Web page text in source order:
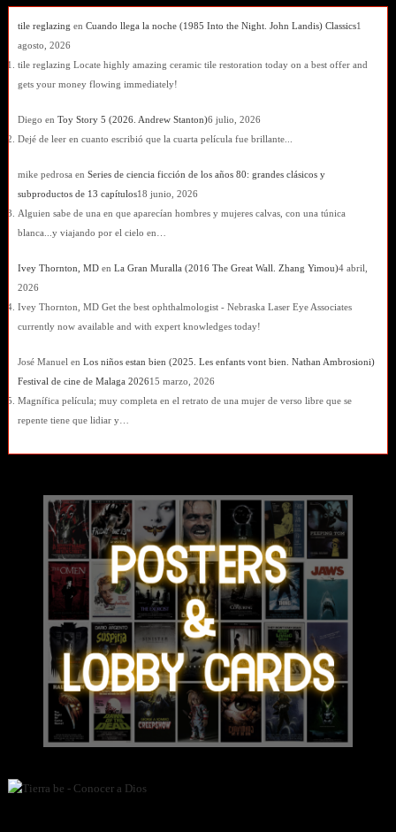
tile reglazing en Cuando llega la noche (1985 Into the Night. John Landis) Classics1
agosto, 2026
tile reglazing Locate highly amazing ceramic tile restoration today on a best offer and
gets your money flowing immediately!
Diego en Toy Story 5 (2026. Andrew Stanton)6 julio, 2026
Dejé de leer en cuanto escribió que la cuarta película fue brillante...
mike pedrosa en Series de ciencia ficción de los años 80: grandes clásicos y
subproductos de 13 capítulos18 junio, 2026
Alguien sabe de una en que aparecían hombres y mujeres calvas, con una túnica
blanca...y viajando por el cielo en…
Ivey Thornton, MDen La Gran Muralla (2016 The Great Wall. Zhang Yimou)4 abril,
2026
Ivey Thornton, MD Get the best ophthalmologist - Nebraska Laser Eye Associates
currently now available and with expert knowledges today!
José Manuel en Los niños estan bien (2025. Les enfants vont bien. Nathan Ambrosioni)
Festival de cine de Malaga 202615 marzo, 2026
Magnífica película; muy completa en el retrato de una mujer de verso libre que se
repente tiene que lidiar y…